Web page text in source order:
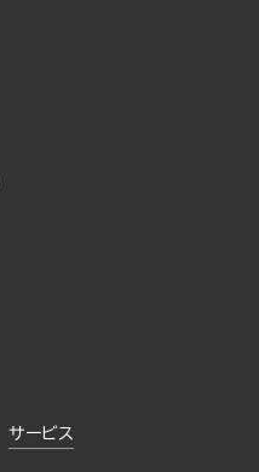
サービス